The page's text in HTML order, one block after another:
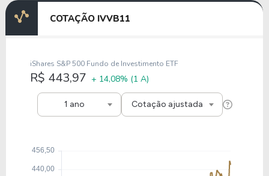
COTAÇÃO IVVB11
1 ano
iShares S&P 500 Fundo de Investimento ETF
R$ 443,97 + 14,08% (1 A)
Cotação ajustada